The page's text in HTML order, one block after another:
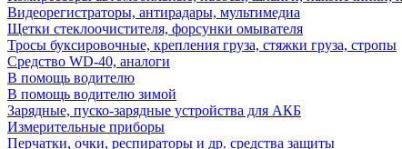
Видеорегистраторы, антирадары, мультимедиа
Щетки стеклоочистителя, форсунки омывателя
Тросы буксировочные, крепления груза, стяжки груза, стропы
Средство WD-40, аналоги
В помощь водителю
В помощь водителю зимой
Зарядные, пуско-зарядные устройства для АКБ
Измерительные приборы
Перчатки, очки, респираторы и др. средства защиты